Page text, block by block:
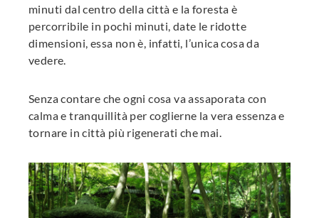
minuti dal centro della città e la foresta è
percorribile in pochi minuti, date le ridotte
dimensioni, essa non è, infatti, l’unica cosa da
vedere.
Senza contare che ogni cosa va assaporata con
calma e tranquillità per coglierne la vera essenza e
tornare in città più rigenerati che mai.